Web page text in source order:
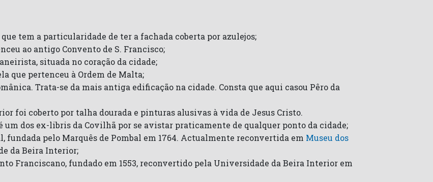
tem a particularidade de ter a fachada coberta por azulejos;
ao antigo Convento de S. Francisco;
situada no coração da cidade;
que pertenceu à Ordem de Malta;
Trata-se da mais antiga edificação na cidade. Consta que aqui casou Pêro da
foi coberto por talha dourada e pinturas alusivas à vida de Jesus Cristo.
um dos ex-libris da Covilhã por se avistar praticamente de qualquer ponto da cidade;
fundada pelo Marquês de Pombal em 1764. Actualmente reconvertida em Museu dos
da Beira Interior;
Franciscano, fundado em 1553, reconvertido pela Universidade da Beira Interior em